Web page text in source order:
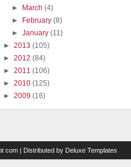
► March(4)
► February(8)
►January(11)
► 2013 (105)
► 2012 (84)
► 2011 (106)
► 2010 (125)
► 2009 (16)
com | Distributed by Deluxe Templates